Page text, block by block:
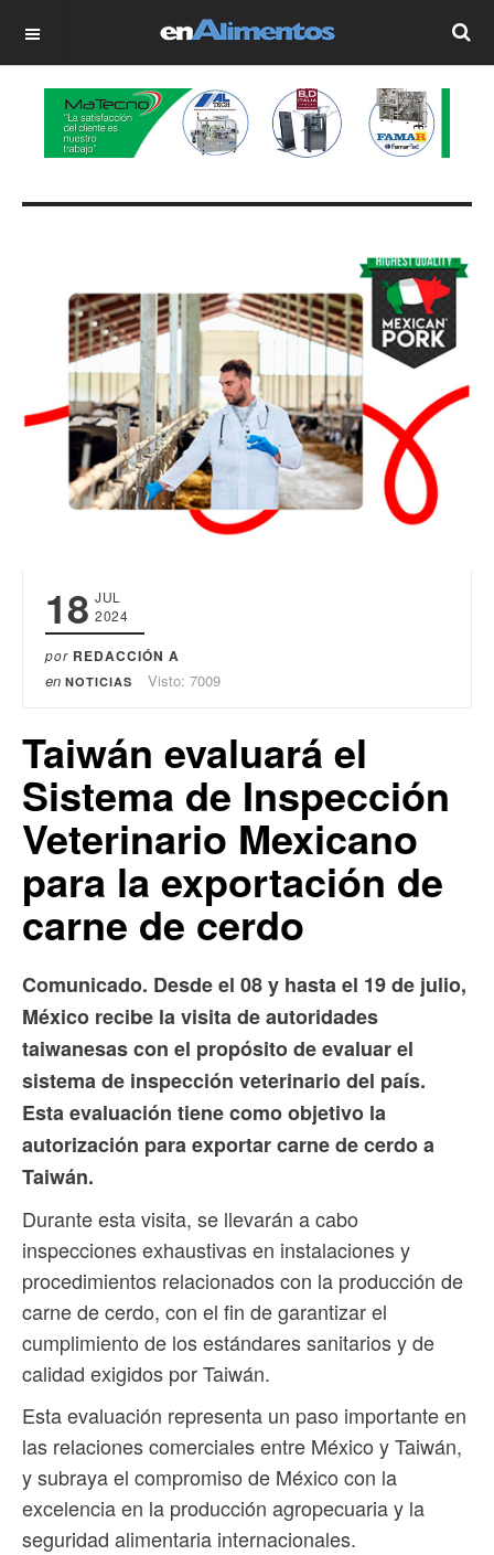
OFF CANVAS
18 JUL
2024
por REDACCIÓN A
en NOTICIAS Visto: 7009
Taiwán evaluará el
Sistema de Inspección
Veterinario Mexicano
para la exportación de
carne de cerdo
Comunicado. Desde el 08 y hasta el 19 de julio,
México recibe la visita de autoridades
taiwanesas con el propósito de evaluar el
sistema de inspección veterinario del país.
Esta evaluación tiene como objetivo la
autorización para exportar carne de cerdo a
Taiwán.
Durante esta visita, se llevarán a cabo
inspecciones exhaustivas en instalaciones y
procedimientos relacionados con la producción de
carne de cerdo, con el fin de garantizar el
cumplimiento de los estándares sanitarios y de
calidad exigidos por Taiwán.
Esta evaluación representa un paso importante en
las relaciones comerciales entre México y Taiwán,
y subraya el compromiso de México con la
excelencia en la producción agropecuaria y la
seguridad alimentaria internacionales.